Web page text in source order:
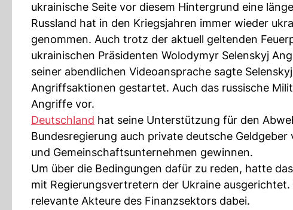
ukrainische Seite vor diesem Hintergrund eine
Russland hat in den Kriegsjahren immer wieder
genommen. Auch trotz der aktuell geltenden
ukrainischen Präsidenten Wolodymyr Selenskyj
seiner abendlichen Videoansprache sagte
Angriffsaktionen gestartet. Auch das russische
Angriffe vor.
Deutschland hat seine Unterstützung für den
Bundesregierung auch private deutsche
und Gemeinschaftsunternehmen gewinnen.
Um über die Bedingungen dafür zu reden, hatte
mit Regierungsvertretern der Ukraine
relevante Akteure des Finanzsektors dabei.